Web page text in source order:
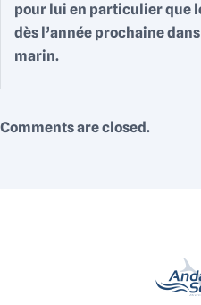
pour lui en particulier que
dès l’année prochaine
marin.
Comments are closed.